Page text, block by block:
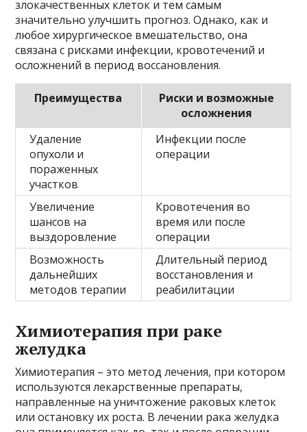
злокачественных клеток и тем самым
значительно улучшить прогноз. Однако, как и
любое хирургическое вмешательство, она
связана с рисками инфекции, кровотечений и
осложнений в период воссановления.
Преимущества
Риски и возможные
осложнения
Удаление
опухоли и
пораженных
участков
Инфекции после
операции
Увеличение
шансов на
выздоровление
Кровотечения во
время или после
операции
Возможность
дальнейших
методов терапии
Длительный период
восстановления и
реабилитации
Химиотерапия при раке
желудка
Химиотерапия – это метод лечения, при котором
используются лекарственные препараты,
направленные на уничтожение раковых клеток
или остановку их роста. В лечении рака желудка